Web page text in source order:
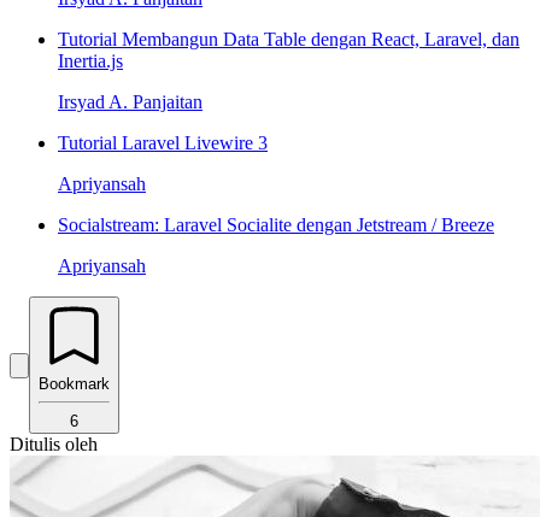
Tutorial Membangun Data Table dengan React, Laravel, dan
Inertia.js
Irsyad A. Panjaitan
Tutorial Laravel Livewire 3
Apriyansah
Socialstream: Laravel Socialite dengan Jetstream / Breeze
Apriyansah
Bookmark
6
Ditulis oleh